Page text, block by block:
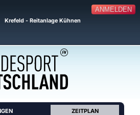
ANMELDEN
Krefeld - Reitanlage Kühnen
ZEITPLAN